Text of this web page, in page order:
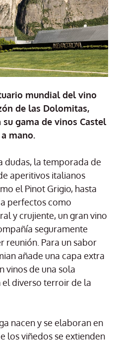
mundial del vino
de las Dolomitas,
gama de vinos Castel
mano.
dudas, la temporada de
aperitivos italianos
el Pinot Grigio, hasta
perfectos como
y crujiente, un gran vino
seguramente
reunión. Para un sabor
añade una capa extra
vinos de una sola
diverso terroir de la
nacen y se elaboran en
los viñedos se extienden